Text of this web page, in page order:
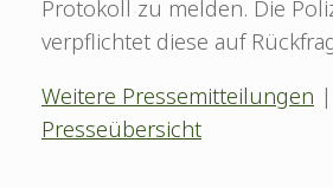
Protokoll zu melden. Die
verpflichtet diese auf
Weitere Pressemitteilungen |
Presseübersicht